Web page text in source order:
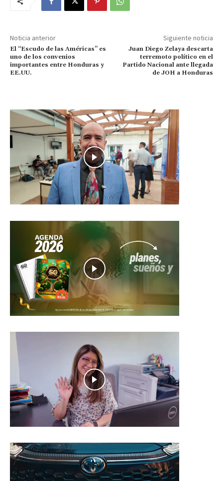
Noticia anterior
El “Escudo de las Américas” es
uno de los convenios
importantes entre Honduras y
EE.UU.
Siguiente noticia
Juan Diego Zelaya descarta
terremoto político en el
Partido Nacional ante llegada
de JOH a Honduras